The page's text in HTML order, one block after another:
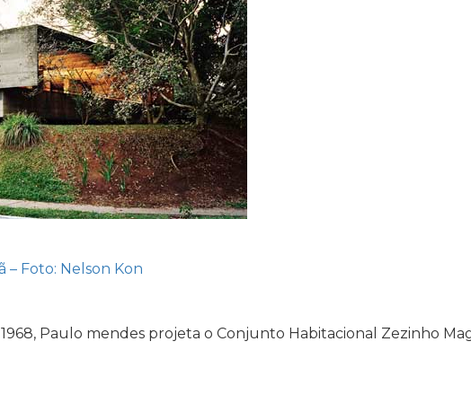
– Foto: Nelson Kon
Paulo mendes projeta o Conjunto Habitacional Zezinho